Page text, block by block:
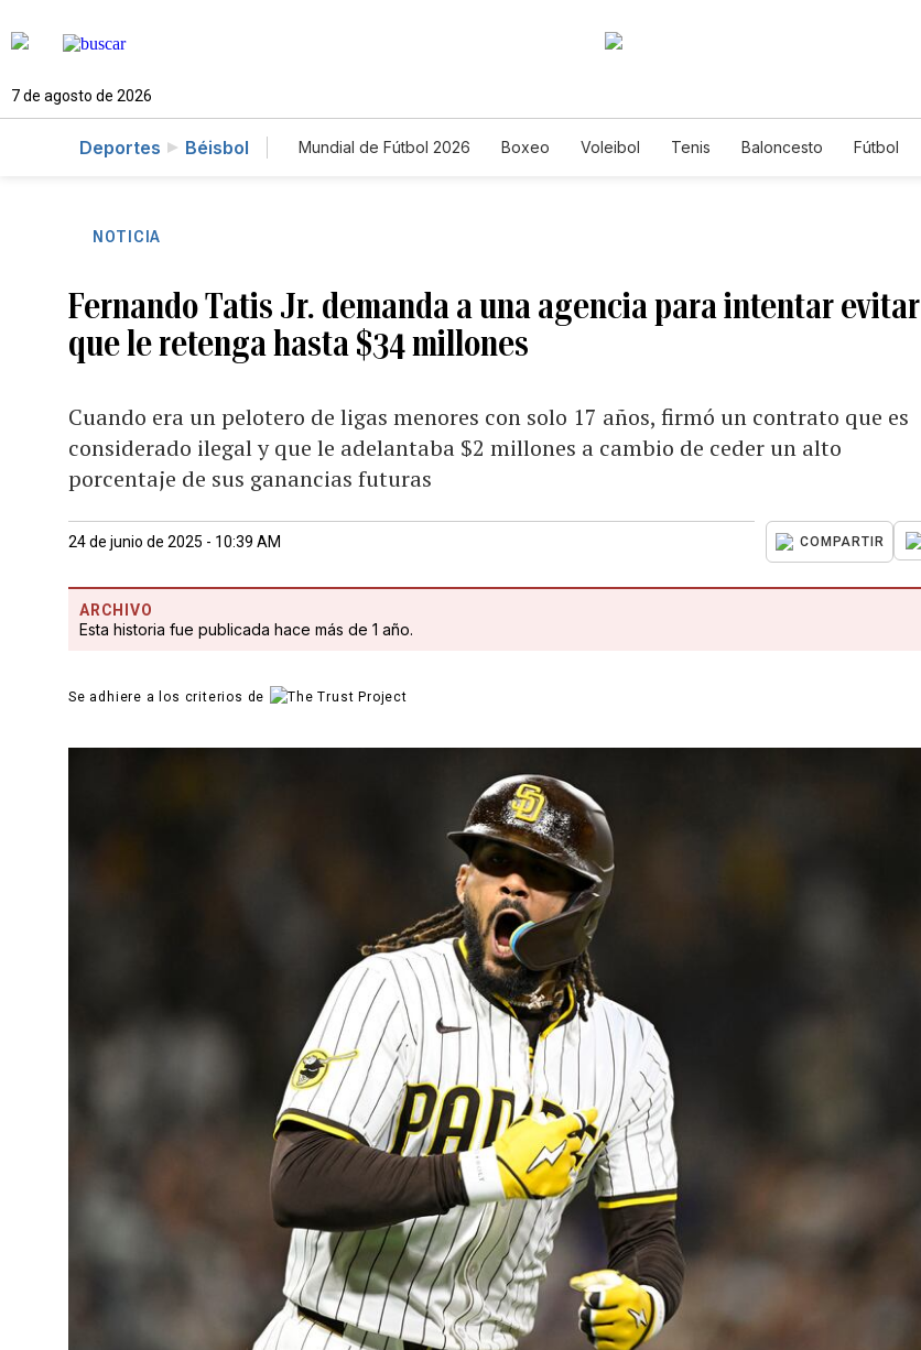
7 de agosto de 2026
Deportes Béisbol Mundial de Fútbol 2026 Boxeo Voleibol Tenis Baloncesto Fútbol
NOTICIA
Fernando Tatis Jr. demanda a una agencia para intentar evitar
que le retenga hasta $34 millones
Cuando era un pelotero de ligas menores con solo 17 años, firmó un contrato que es
considerado ilegal y que le adelantaba $2 millones a cambio de ceder un alto
porcentaje de sus ganancias futuras
24 de junio de 2025 - 10:39 AM COMPARTIR
ARCHIVO
Esta historia fue publicada hace más de 1 año.
Se adhiere a los criterios de